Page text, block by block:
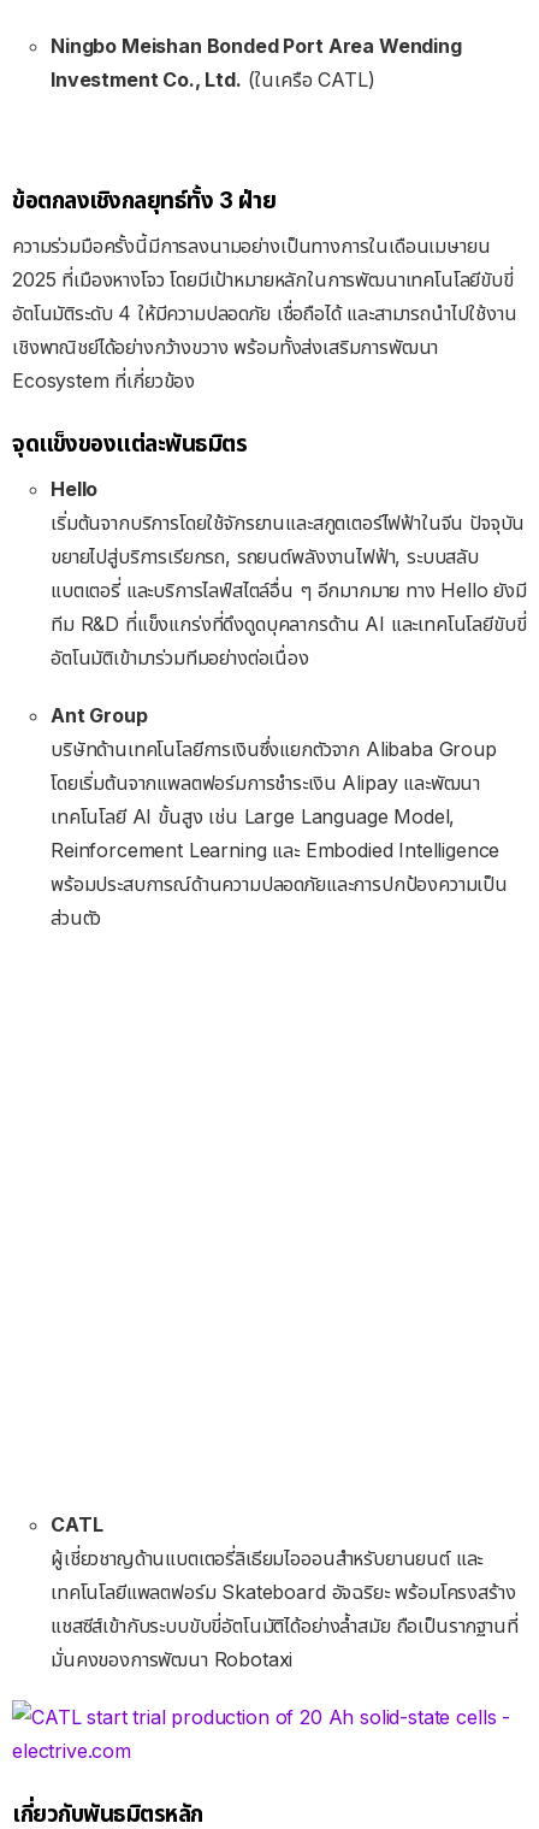
Ningbo Meishan Bonded Port Area Wending
Investment Co., Ltd. (ในเครือ CATL)
ข้อตกลงเชิงกลยุทธ์ทั้ง 3 ฝ่าย
ความร่วมมือครั้งนี้มีการลงนามอย่างเป็นทางการในเดือนเมษายน
2025 ที่เมืองหางโจว โดยมีเป้าหมายหลักในการพัฒนาเทคโนโลยีขับขี่
อัตโนมัติระดับ 4 ให้มีความปลอดภัย เชื่อถือได้ และสามารถนำไปใช้งาน
เชิงพาณิชย์ได้อย่างกว้างขวาง พร้อมทั้งส่งเสริมการพัฒนา
Ecosystem ที่เกี่ยวข้อง
จุดแข็งของแต่ละพันธมิตร
Hello
เริ่มต้นจากบริการโดยใช้จักรยานและสกูตเตอร์ไฟฟ้าในจีน ปัจจุบัน
ขยายไปสู่บริการเรียกรถ, รถยนต์พลังงานไฟฟ้า, ระบบสลับ
แบตเตอรี่ และบริการไลฟ์สไตล์อื่น ๆ อีกมากมาย ทาง Hello ยังมี
ทีม R&D ที่แข็งแกร่งที่ดึงดูดบุคลากรด้าน AI และเทคโนโลยีขับขี่
อัตโนมัติเข้ามาร่วมทีมอย่างต่อเนื่อง
Ant Group
บริษัทด้านเทคโนโลยีการเงินซึ่งแยกตัวจาก Alibaba Group
โดยเริ่มต้นจากแพลตฟอร์มการชำระเงิน Alipay และพัฒนา
เทคโนโลยี AI ขั้นสูง เช่น Large Language Model,
Reinforcement Learning และ Embodied Intelligence
พร้อมประสบการณ์ด้านความปลอดภัยและการปกป้องความเป็น
ส่วนตัว
เกี่ยวกับพันธมิตรหลัก
เดิมชื่อ HelloBike หรือ Hello Travel ปรับชื่อบริษัทเป็น
Hello เมื่อวันที่ 25 เมษายน 2022 มีชื่อเสียงจากบริการด้วย
ทางและไลฟ์สไตล์ทั้งในรูปแบบ 2 ล้อ และ 4 ล้อ รวมถึงบริการใน